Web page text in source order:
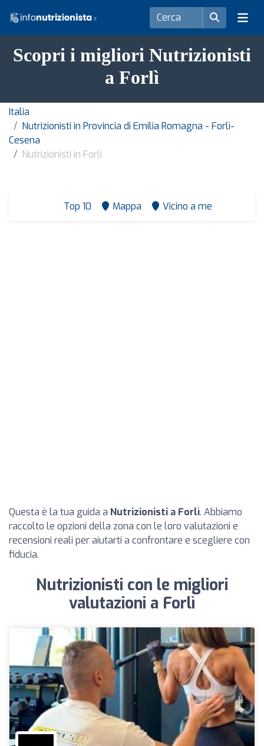
Scopri i migliori Nutrizionisti
a Forlì
Italia
Nutrizionisti in Provincia di Emilia Romagna - Forlì-
Cesena
Nutrizionisti in Forlì
Top 10 Mappa Vicino a me
Questa è la tua guida a Nutrizionisti a Forlì. Abbiamo
raccolto le opzioni della zona con le loro valutazioni e
recensioni reali per aiutarti a confrontare e scegliere con
fiducia.
Nutrizionisti con le migliori
valutazioni a Forlì